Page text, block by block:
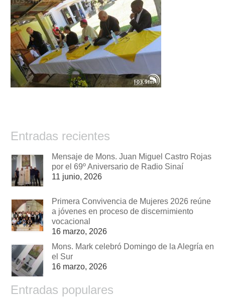
Entradas recientes
Mensaje de Mons. Juan Miguel Castro Rojas
por el 69º Aniversario de Radio Sinaí
11 junio, 2026
Primera Convivencia de Mujeres 2026 reúne
a jóvenes en proceso de discernimiento
vocacional
16 marzo, 2026
Mons. Mark celebró Domingo de la Alegría en
el Sur
16 marzo, 2026
Entradas populares